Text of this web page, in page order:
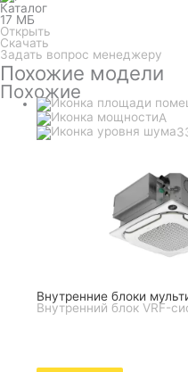
Каталог
17 МБ
Открыть
Скачать
Задать вопрос менеджеру
Похожие модели
Похожие
A
Внутренние блоки
Внутренний блок VRF-